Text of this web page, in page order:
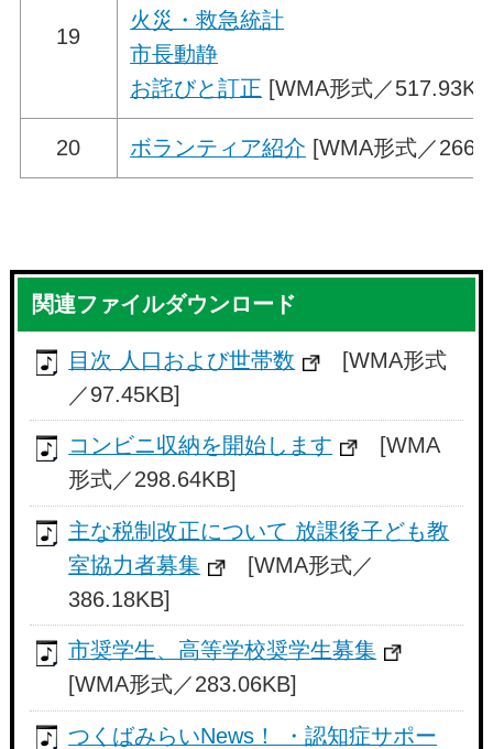
19
火災・救急統計
市長動静
お詫びと訂正 [WMA形式／
20 ボランティア紹介 [WMA形式／
関連ファイルダウンロード
目次 人口および世帯数
[WMA形式
／97.45KB]
コンビニ収納を開始します
[WMA
形式／298.64KB]
主な税制改正について 放課後子ども教
室協力者募集
[WMA形式／
386.18KB]
市奨学生、高等学校奨学生募集
[WMA形式／283.06KB]
つくばみらいNews！ ・認知症サポー